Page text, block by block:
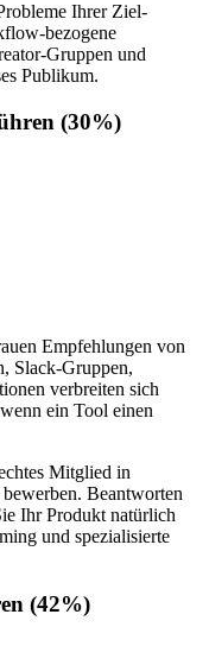
Ihrer Ziel-
bezogene
Gruppen und
Publikum.
(30%)
Empfehlungen von
Slack-Gruppen,
verbreiten sich
ein Tool einen
Mitglied in
Beantworten
Ihr Produkt natürlich
und spezialisierte
(42%)